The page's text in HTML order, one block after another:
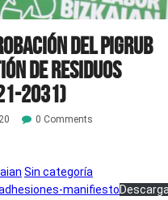
del PIGRUB
de Residuos
2031)
0 Comments
Sin categoría
manifiesto